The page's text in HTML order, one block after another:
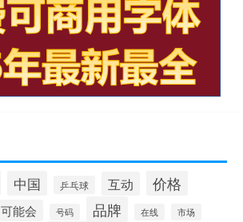
中国 乒乓球 互动 价格
可能会 号码 品牌 在线 市场